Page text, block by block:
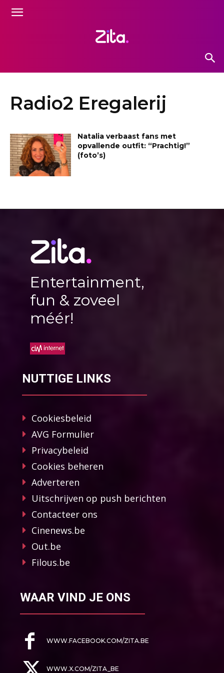
Radio2 Eregalerij
Natalia verbaast fans met
opvallende outfit: “Prachtig!”
(foto’s)
Entertainment,
fun & zoveel
méér!
NUTTIGE LINKS
Cookiesbeleid
AVG Formulier
Privacybeleid
Cookies beheren
Adverteren
Uitschrijven op push berichten
Contacteer ons
Cinenews.be
Out.be
Filous.be
WAAR VIND JE ONS
WWW.FACEBOOK.COM/ZITA.BE
WWW.X.COM/ZITA_BE